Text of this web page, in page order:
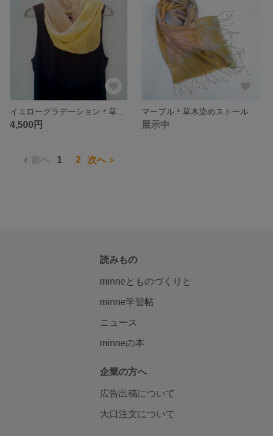
イエローグラデーション＊草木染めシルク紬織ストール
4,500円
マーブル＊草木染めストール
展示中
前へ 1 2 次へ
読みもの
minneとものづくりと
minne学習帖
ニュース
minneの本
企業の方へ
広告出稿について
大口注文について